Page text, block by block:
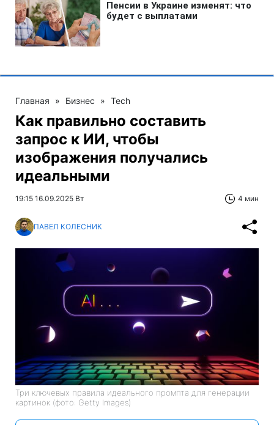
Главная » Бизнес » Tech
Как правильно составить
запрос к ИИ, чтобы
изображения получались
идеальными
19:15 16.09.2025 Вт 4 мин
ПАВЕЛ КОЛЕСНИК
Три ключевых правила идеального промпта для генерации
картинок (фото: Getty Images)